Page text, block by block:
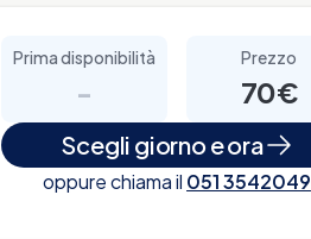
Prima disponibilità
-
Prezzo
70€
Scegli giorno e ora
oppure chiama il 051 3542049